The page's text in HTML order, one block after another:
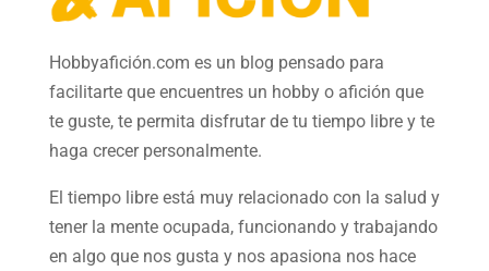
Hobbyafición.com es un blog pensado para
facilitarte que encuentres un hobby o afición que
te guste, te permita disfrutar de tu tiempo libre y te
haga crecer personalmente.
El tiempo libre está muy relacionado con la salud y
tener la mente ocupada, funcionando y trabajando
en algo que nos gusta y nos apasiona nos hace